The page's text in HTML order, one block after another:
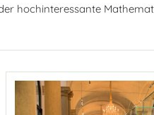
hochinteressante